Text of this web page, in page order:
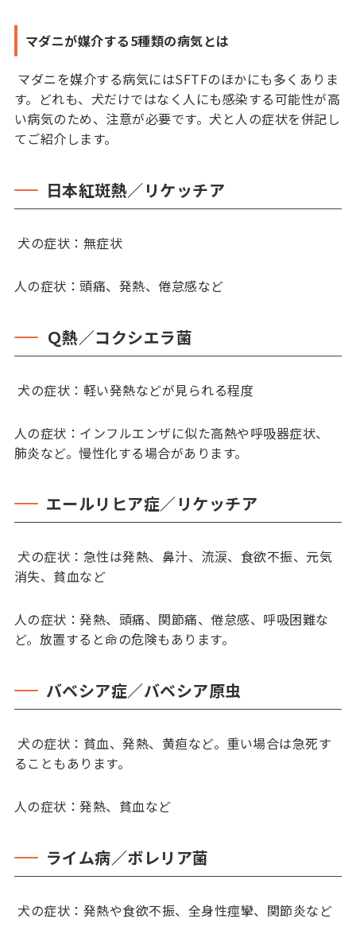
マダニが媒介する5種類の病気とは
マダニを媒介する病気にはSFTFのほかにも多くありま
す。どれも、犬だけではなく人にも感染する可能性が高
い病気のため、注意が必要です。犬と人の症状を併記し
てご紹介します。
日本紅斑熱／リケッチア
犬の症状：無症状
人の症状：頭痛、発熱、倦怠感など
Ｑ熱／コクシエラ菌
犬の症状：軽い発熱などが見られる程度
人の症状：インフルエンザに似た高熱や呼吸器症状、
肺炎など。慢性化する場合があります。
エールリヒア症／リケッチア
犬の症状：急性は発熱、鼻汁、流涙、食欲不振、元気
消失、貧血など
人の症状：発熱、頭痛、関節痛、倦怠感、呼吸困難な
ど。放置すると命の危険もあります。
バベシア症／バベシア原虫
犬の症状：貧血、発熱、黄疸など。重い場合は急死す
ることもあります。
人の症状：発熱、貧血など
ライム病／ボレリア菌
犬の症状：発熱や食欲不振、全身性痙攣、関節炎など